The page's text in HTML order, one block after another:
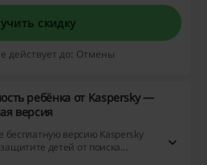
90 дней после
Не забывайте использовать
коды и кэшбэк для максимальной
скидку
действует до: Отмены
ребёнка от Kaspersky —
версия
бесплатную версию Kaspersky
детей от поиска